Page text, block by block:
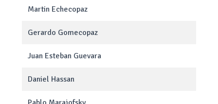
Martin Echecopaz
Gerardo Gomecopaz
Juan Esteban Guevara
Daniel Hassan